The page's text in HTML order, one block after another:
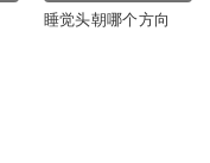
睡觉头朝哪个方向